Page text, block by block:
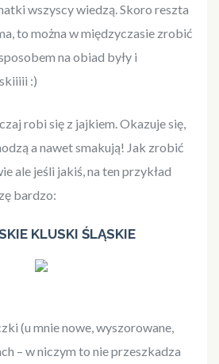
wszyscy wiedzą. Skoro reszta
to można w międzyczasie zrobić
na obiad były i
:)
robi się z jajkiem. Okazuje się,
a nawet smakują! Jak zrobić
ale jeśli jakiś, na ten przykład
bardzo:
KLUSKI ŚLĄSKIE
(u mnie nowe, wyszorowane,
– w niczym to nie przeszkadza